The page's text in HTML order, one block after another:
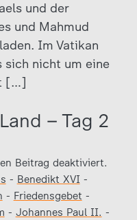
und der
und Mahmud
Im Vatikan
sich nicht um eine
[…]
– Tag 2
Beitrag deaktiviert.
- Benedikt XVI -
- Friedensgebet -
- Johannes Paul II. -